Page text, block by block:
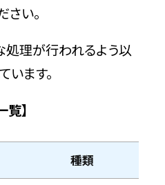
さい。
処理が行われるよう以
ます。
】
種類